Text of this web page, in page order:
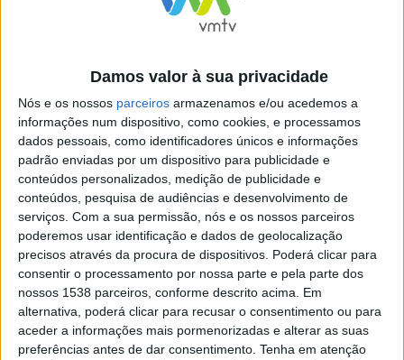
Damos valor à sua privacidade
Nós e os nossos parceiros armazenamos e/ou acedemos a
informações num dispositivo, como cookies, e processamos
dados pessoais, como identificadores únicos e informações
padrão enviadas por um dispositivo para publicidade e
conteúdos personalizados, medição de publicidade e
conteúdos, pesquisa de audiências e desenvolvimento de
serviços. Com a sua permissão, nós e os nossos parceiros
poderemos usar identificação e dados de geolocalização
precisos através da procura de dispositivos. Poderá clicar para
consentir o processamento por nossa parte e pela parte dos
nossos 1538 parceiros, conforme descrito acima. Em
alternativa, poderá clicar para recusar o consentimento ou para
aceder a informações mais pormenorizadas e alterar as suas
preferências antes de dar consentimento. Tenha em atenção
O IPMA garantiu ainda emitir um novo comunicado
Sismo de magnitude 2.7
sentido esta manhã em
Oeiras e Cascais
Sismo de magnitude 5,4 nos
Açores